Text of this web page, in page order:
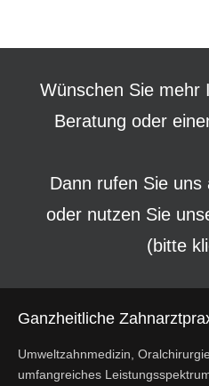
Wünschen Sie mehr
Beratung oder
Dann rufen Sie uns
oder nutzen Sie
(bitte
Ganzheitliche
Umweltzahnmedizin,
umfangreiches